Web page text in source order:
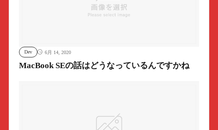
Dev 6月 14, 2020
MacBook SEの話はどうなっているんですかね